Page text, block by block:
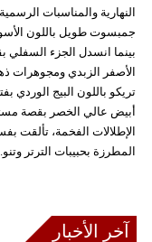
النهارية والمناسبات
جمبسوت طويل باللون
بينما انسدل الجزء
الأصفر الزبدي ومجوهرات
تريكو باللون البيج
أبيض عالي الخصر بقصة
الإطلالات الفخمة، تألقت
المطرزة بحبيبات الترتر وتنو...
آخر الأخبار